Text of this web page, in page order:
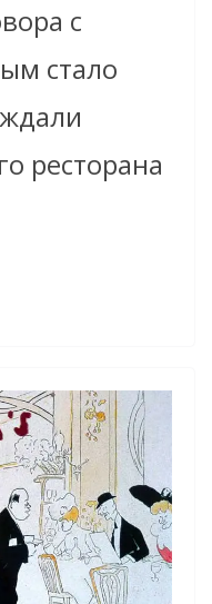
с
стало
ресторана